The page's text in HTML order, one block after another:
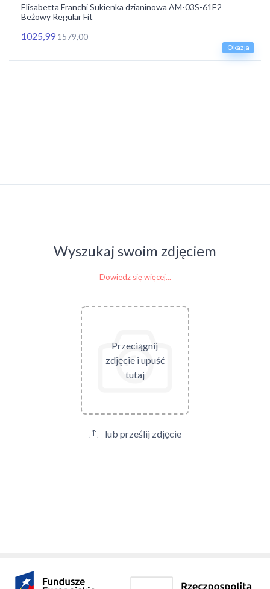
Okazja
Elisabetta Franchi Sukienka dzianinowa AM-03S-61E2
Beżowy Regular Fit
1025,991579,00
Wyszukaj swoim zdjęciem
Dowiedz się więcej...
Przeciągnij
zdjęcie i upuść
tutaj
lub prześlij zdjęcie